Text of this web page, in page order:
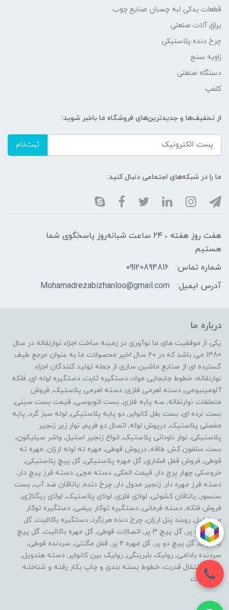
قطعات یدکی لبه چسبان صنایع چوب
یراق آلات صنعتی
چرخ دنده پلاستیکی
زاویه سنج
دستگاه صنعتی
کلمپ
از تخفیف‌ها و جدیدترین‌های فروشگاه ما باخبر شوید:
ثبت‌نام
ما را در شبکه‌های اجتماعی دنبال کنید:
هفت روز هفته ، ۲۴ ساعت شبانه‌روز پاسخگوی شما
هستیم
شماره تماس:
09120894816
آدرس ایمیل:
Mohamadrezabizhanloo@gmail.com
درباره ما
یکی از موفقیت های ما نوآوری در زمینه ساخت اجزاء نوارنقاله در سال
1380 می باشد که در ۲۰ سال اخیر محصولات ما به عنوان مرجع طیف
گسترده ای از صنایع ماشین سازی از جمله تولید کنندگان اجزاء
نوارنقاله، خطوط جابجایی مواد، دستگیره ثابت, دستگیره لوله ای, فلکه
آلومینیومی, دسته اهرمی فلزی, دسته اهرمی پلاستیک, فروش
متعلقات نوارنقاله, سه پایه فلزی, بست اتوبوسی, قیمت بست سینی,
بست نرده ای, بست بغل کانوایر, دو پایه پلاستیکی, لوله سبز گرد, پایه
مفصلی پلاستیک, درپوش لوله, اتصال دو فریم, نوار زیر زنجیر
پلاستیکی, نوار ناودانی پلاستیک, انواع زنجیر استیل, واشر سیلیکون,
بست سلفون کش طاقه, درپوش قوطی, مهره ته لوله ارزان, مهره ته
قوطی, فروش قفل فشاری, گل مهره پلاستیکی, گل پیچ پلاستیکی,
خروسکی چهار پرچ دار, قیمت المکی, دسته مچی, دسته فرز پیچ دار,
دسته فرز مهره دار, زنجیر مدول دار, چرخ دنده, یاتاقان ضد آب, بست
سنسور, یاتاقان کشوئی, لولای فلزی, لولای پلاستیک, لولای ریگلاژی,
فروش فلکه, دسته فرمانی, دستگیره توکار بیضی, دستگیره توکار
مستطیل, روبند پنل ارزان, چرخ دنده هرزگرد, دستگیره باکالیت, گل
مهره سه پر, گل پیچ 3 پر, اتصالات قوطی, گل مهره باکالیت, گل پیچ
باکالیت, گل پیچ دو پر, گل مهره 2 پر, قفل مگنتی, سردنده قوطی,
سردنده بادامی, رولیک بلبرینگی, رولیک بین کانوایر, دسته هندویل,
خطوط انتقال قدرت، خطوط بسته بندی و چاپ بکار رفته و شناخته
شده است.